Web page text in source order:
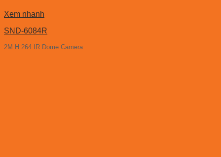
Xem nhanh
SND-6084R
2M H.264 IR Dome Camera